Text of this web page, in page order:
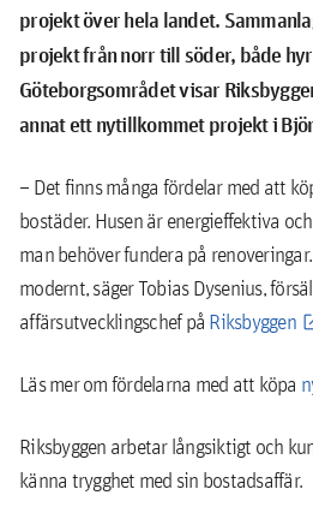
projekt över hela landet.
projekt från norr till söder, både
Göteborgsområdet visar
annat ett nytillkommet projekt i
– Det finns många fördelar med att
bostäder. Husen är energieffektiva
man behöver fundera på
modernt, säger Tobias Dysenius,
affärsutvecklingschef på Riksbyggen
Läs mer om fördelarna med att köpa
Riksbyggen arbetar långsiktigt och
känna trygghet med sin bostadsaffär.